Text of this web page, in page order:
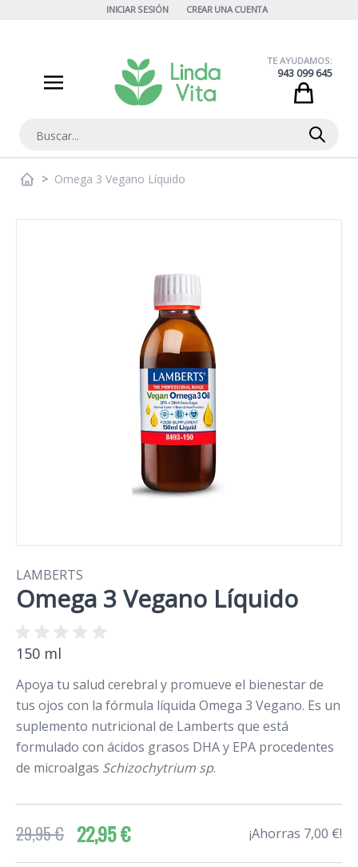
INICIAR SESIÓN CREAR UNA CUENTA
Buscar
TE AYUDAMOS:
943 099 645
> Omega 3 Vegano Líquido
LAMBERTS
Omega 3 Vegano Líquido
150 ml
Apoya tu salud cerebral y promueve el bienestar de
tus ojos con la fórmula líquida Omega 3 Vegano. Es un
suplemento nutricional de Lamberts que está
formulado con ácidos grasos DHA y EPA procedentes
de microalgas Schizochytrium sp.
29,95 € 22,95 € ¡Ahorras 7,00 €!